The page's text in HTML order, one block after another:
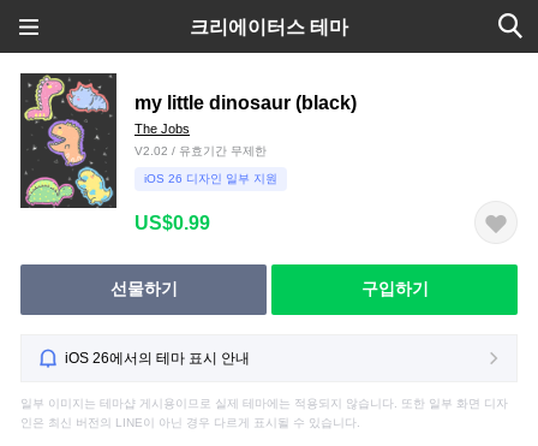
크리에이터스 테마
my little dinosaur (black)
The Jobs
V2.02 / 유효기간 무제한
iOS 26 디자인 일부 지원
US$0.99
선물하기 구입하기
iOS 26에서의 테마 표시 안내
일부 이미지는 테마샵 게시용이므로 실제 테마에는 적용되지 않습니다. 또한 일부 화면 디자
인은 최신 버전의 LINE이 아닌 경우 다르게 표시될 수 있습니다.